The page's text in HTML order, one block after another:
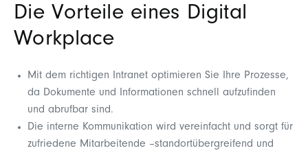
Die Vorteile eines Digital
Workplace
Mit dem richtigen Intranet optimieren Sie Ihre Prozesse,
da Dokumente und Informationen schnell aufzufinden
und abrufbar sind.
Die interne Kommunikation wird vereinfacht und sorgt für
zufriedene Mitarbeitende –standortübergreifend und